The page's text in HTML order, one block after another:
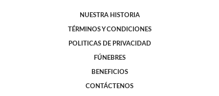
NUESTRA HISTORIA
TÉRMINOS Y CONDICIONES
POLITICAS DE PRIVACIDAD
FÚNEBRES
BENEFICIOS
CONTÁCTENOS